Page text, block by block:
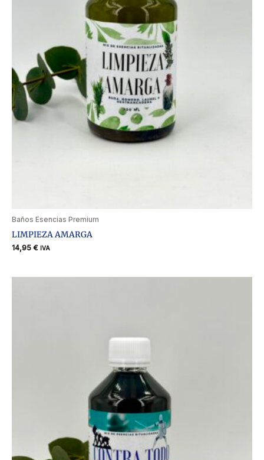
Baños Esencias Premium
LIMPIEZA AMARGA
14,95 € IVA